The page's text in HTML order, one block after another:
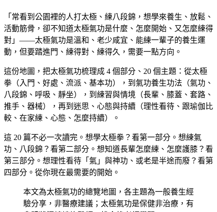
「常看到公園裡的人打太極、練八段錦，想學來養生、放鬆、
活動筋骨，卻不知道太極氣功是什麼、怎麼開始、又怎麼練得
對」——太極氣功是溫和、老少咸宜、能練一輩子的養生運
動，但要踏進門、練得對、練得久，需要一點方向。
這份地圖，把太極氣功梳理成 4 個部分、20 個主題：從太極
拳（入門、好處、流派、基本功），到氣功養生功法（氣功、
八段錦、呼吸、靜坐），到練習與情境（長輩、膝蓋、套路、
推手、器械），再到迷思、心態與持續（理性看待、跟瑜伽比
較、在家練、心態、怎麼持續）。
這 20 篇不必一次讀完。想學太極拳？看第一部分。想練氣
功、八段錦？看第二部分。想知道長輩怎麼練、怎麼護膝？看
第三部分。想理性看待「氣」與神功、或老是半途而廢？看第
四部分。從你現在最需要的開始。
本文為太極氣功的總覽地圖，各主題為一般養生經
驗分享，非醫療建議；太極氣功是保健非治療，有